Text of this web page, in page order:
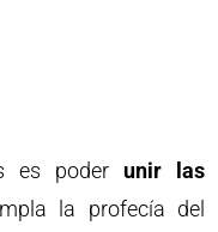
es poder unir las
la profecía del